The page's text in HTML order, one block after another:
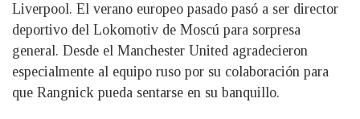
Liverpool. El verano europeo pasado pasó a ser director
deportivo del Lokomotiv de Moscú para sorpresa
general. Desde el Manchester United agradecieron
especialmente al equipo ruso por su colaboración para
que Rangnick pueda sentarse en su banquillo.